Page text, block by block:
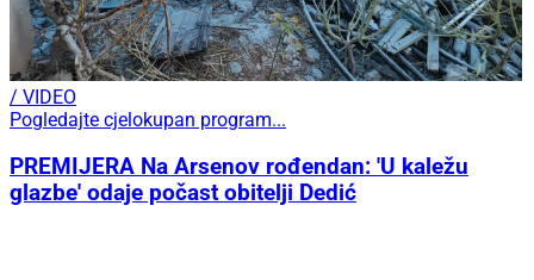
/ VIDEO
Pogledajte cjelokupan program...
PREMIJERA Na Arsenov rođendan: 'U kaležu
glazbe' odaje počast obitelji Dedić